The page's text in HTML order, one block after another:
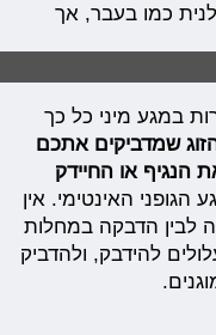
כמו בעבר, אך
במגע מיני כל כך
שמדביקים אתכם
הנגיף או החיידק
האינטימי. אין
לבין הדבקה במחלות
להידבק, ולהדביק